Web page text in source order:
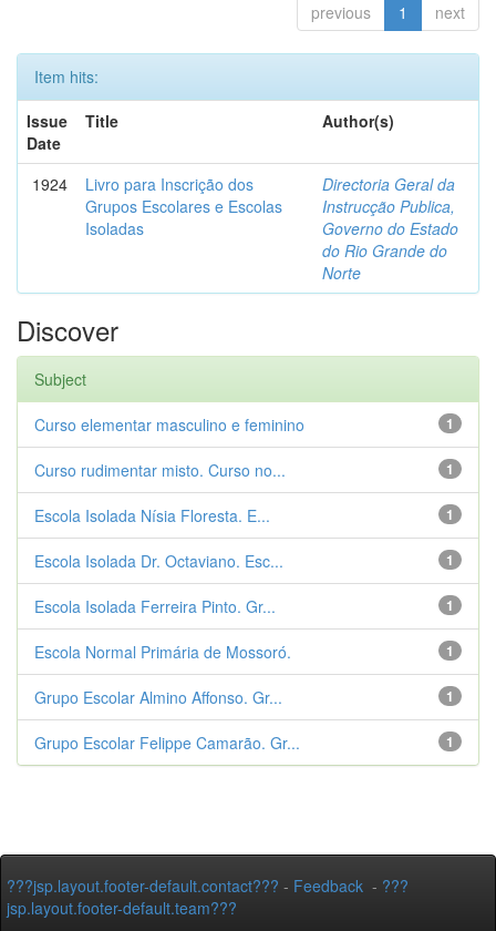
previous 1 next
Item hits:
Issue
Date
Title Author(s)
1924
Livro para Inscrição dos
Grupos Escolares e Escolas
Isoladas
Directoria Geral da
Instrucção Publica,
Governo do Estado
do Rio Grande do
Norte
Discover
Subject
1
Curso elementar masculino e feminino
1
Curso rudimentar misto. Curso no...
1
Escola Isolada Nísia Floresta. E...
1
Escola Isolada Dr. Octaviano. Esc...
1
Escola Isolada Ferreira Pinto. Gr...
1
Escola Normal Primária de Mossoró.
1
Grupo Escolar Almino Affonso. Gr...
1
Grupo Escolar Felippe Camarão. Gr...
???jsp.layout.footer-default.contact??? - Feedback - ???
jsp.layout.footer-default.team???